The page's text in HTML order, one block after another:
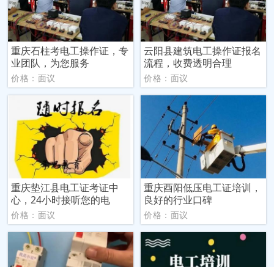
重庆石柱考电工操作证，专
业团队，为您服务
价格：面议
云阳县建筑电工操作证报名
流程，收费透明合理
价格：面议
重庆垫江县电工证考证中
心，24小时接听您的电
价格：面议
重庆酉阳低压电工证培训，
良好的行业口碑
价格：面议